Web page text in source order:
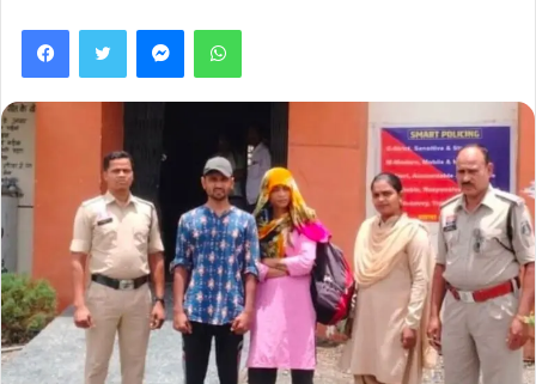
FacebookTwitter MessengerWhatsApp